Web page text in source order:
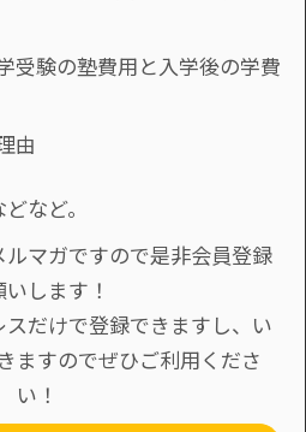
受験の塾費用と入学後の学費
由
どなど。
ルマガですので是非会員登録
いします！
だけで登録できますし、い
ますのでぜひご利用くださ
い！